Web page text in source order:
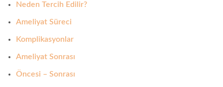
Neden Tercih Edilir?
Ameliyat Süreci
Komplikasyonlar
Ameliyat Sonrası
Öncesi – Sonrası